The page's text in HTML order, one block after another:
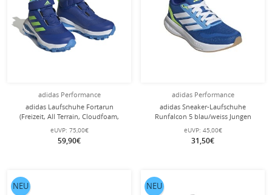
adidas Performance
adidas Laufschuhe Fortarun
(Freizeit, All Terrain, Cloudfoam,
Klett) blau Kinder
eUVP: 75,00€
59,90€
adidas Performance
adidas Sneaker-Laufschuhe
Runfalcon 5 blau/weiss Jungen
eUVP: 45,00€
31,50€
NEU NEU